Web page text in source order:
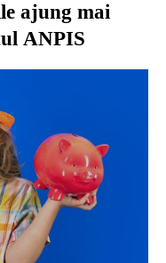
ajung mai
ANPIS